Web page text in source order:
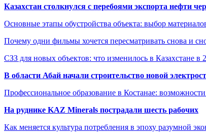
Казахстан столкнулся с перебоями экспорта нефти
Основные этапы обустройства объекта: выбор
Почему одни фильмы хочется пересматривать снова и
СЗЗ для новых объектов: что изменилось в Казахстане в
В области Абай начали строительство новой
Профессиональное образование в Костанае:
На руднике KAZ Minerals пострадали шесть рабочих
Как меняется культура потребления в эпоху разумной